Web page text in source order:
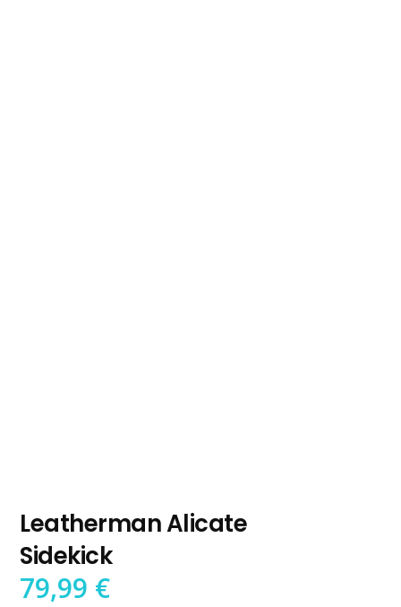
Leatherman Alicate
Sidekick
79,99 €